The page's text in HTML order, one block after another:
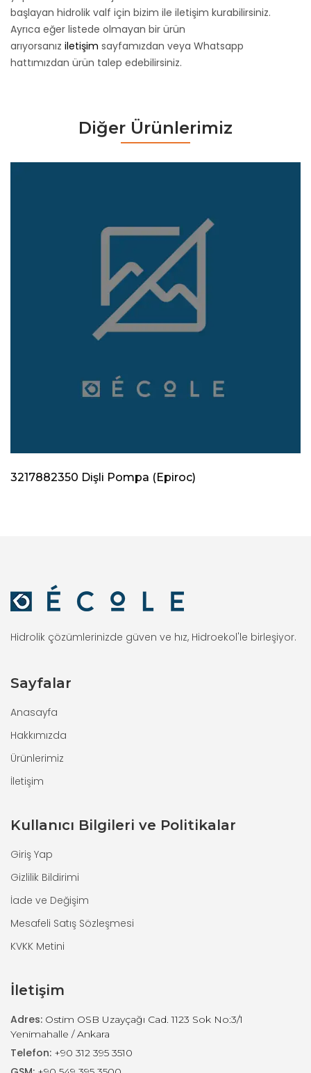
başlayan hidrolik valf için bizim ile iletişim kurabilirsiniz.
Ayrıca eğer listede olmayan bir ürün
arıyorsanız iletişim sayfamızdan veya Whatsapp
hattımızdan ürün talep edebilirsiniz.
Diğer Ürünlerimiz
3217882350 Dişli Pompa (Epiroc)
Hidrolik çözümlerinizde güven ve hız, Hidroekol'le birleşiyor.
Sayfalar
Anasayfa
Hakkımızda
Ürünlerimiz
İletişim
Kullanıcı Bilgileri ve Politikalar
Giriş Yap
Gizlilik Bildirimi
İade ve Değişim
Mesafeli Satış Sözleşmesi
KVKK Metini
İletişim
Adres: Ostim OSB Uzayçağı Cad. 1123 Sok No:3/1
Yenimahalle / Ankara
Telefon: +90 312 395 3510